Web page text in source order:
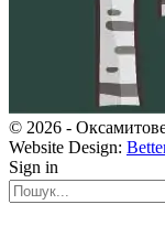
© 2026 -
Website Design:
Sign in